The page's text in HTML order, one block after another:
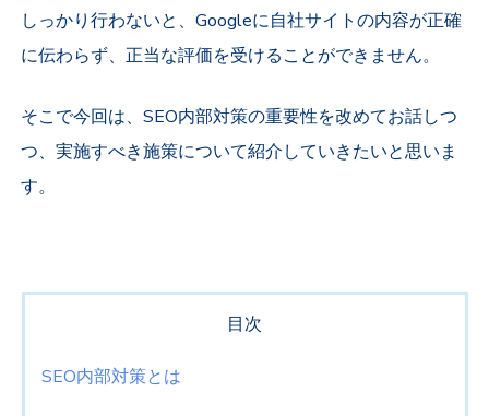
しっかり行わないと、Googleに自社サイトの内容が正確
に伝わらず、正当な評価を受けることができません。
そこで今回は、SEO内部対策の重要性を改めてお話しつ
つ、実施すべき施策について紹介していきたいと思いま
す。
目次
SEO内部対策とは